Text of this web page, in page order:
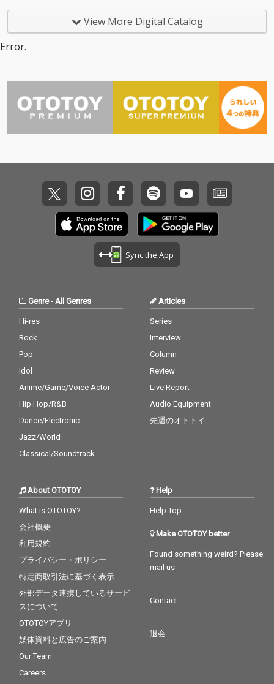
ーティスト陣の魅力と
スターの臨場感、高揚
感が凝縮した楽曲をぜ
ひ余すところなく体感
してください。
View More Digital Catalog
Error.
Sync the App
Genre- All Genres
Hi-res
Rock
Pop
Idol
Anime/Game/Voice Actor
Hip Hop/R&B
Dance/Electronic
Jazz/World
Classical/Soundtrack
Articles
Series
Interview
Column
Review
Live Report
Audio Equipment
先週のオトトイ
About OTOTOY
What is OTOTOY?
会社概要
利用規約
プライバシー・ポリシー
特定商取引法に基づく表示
外部データ連携しているサービ
スについて
OTOTOYアプリ
媒体資料と広告のご案内
Our Team
Careers
Help
Help Top
Make OTOTOY better
Found something weird? Please
mail us
Contact
退会